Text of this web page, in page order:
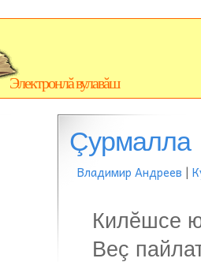
Электронлă вулавăш
Çурмалла
Владимир Андреев |
Килĕшсе
Веç